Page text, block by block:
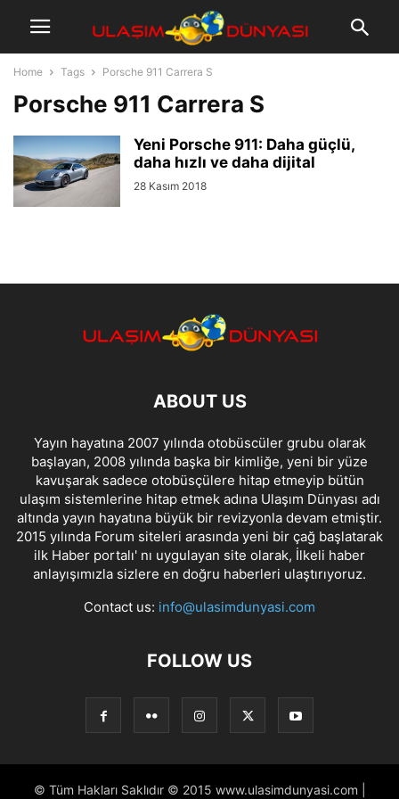
Home Tags Porsche 911 Carrera S
Porsche 911 Carrera S
Yeni Porsche 911: Daha güçlü,
daha hızlı ve daha dijital
28 Kasım 2018
ABOUT US
Yayın hayatına 2007 yılında otobüscüler grubu olarak
başlayan, 2008 yılında başka bir kimliğe, yeni bir yüze
kavuşarak sadece otobüsçülere hitap etmeyip bütün
ulaşım sistemlerine hitap etmek adına Ulaşım Dünyası adı
altında yayın hayatına büyük bir revizyonla devam etmiştir.
2015 yılında Forum siteleri arasında yeni bir çağ başlatarak
ilk Haber portalı' nı uygulayan site olarak, İlkeli haber
anlayışımızla sizlere en doğru haberleri ulaştırıyoruz.
Contact us: info@ulasimdunyasi.com
FOLLOW US
© Tüm Hakları Saklıdır © 2015 www.ulasimdunyasi.com |